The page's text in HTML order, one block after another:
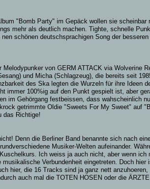
"Bomb Party" im Gepäck wollen sie
mehr als deutlich machen. Tighte, schnelle
schönen deutschsprachigen Song der besseren
von GERM ATTACK via Wolverine
und Micha (Schlagzeug), die bereits seit
des Ska legten die Wurzeln für ihre
immer 100%ig auf den Punkt gespielt ist, aber
im Gehörgang festbeissen, dass
getrimmte Oldie "Sweets For My Sweet" auf
das Richtige!
Denn die Berliner Band benannte sich nach
Musiker-Welten aufeinander.
Ich weiss ja auch nicht, aber wenn
Verbundenheit eingetreten. Doch
hier, die 16 Tracks sind ja ganz nett
auch mal die TOTEN HOSEN oder die